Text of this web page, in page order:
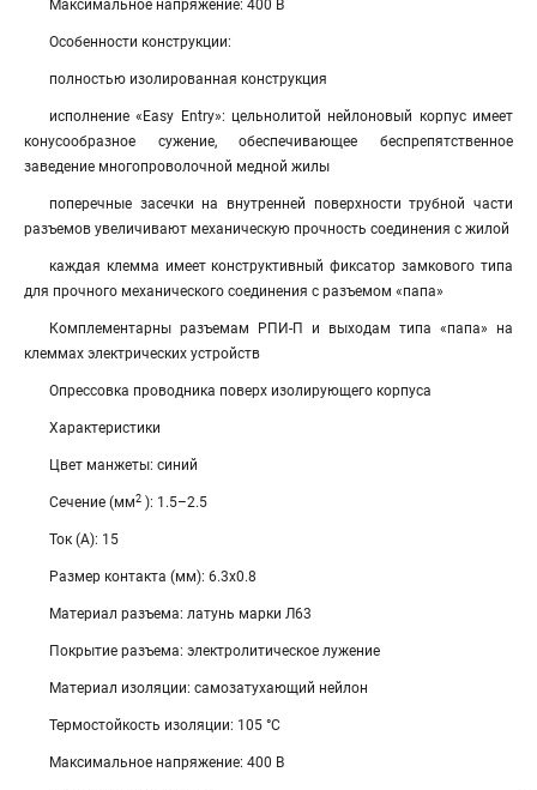
Максимальное напряжение: 400 В
Особенности конструкции:
полностью изолированная конструкция
исполнение «Easy Entry»: цельнолитой нейлоновый корпус имеет
конусообразное сужение, обеспечивающее беспрепятственное
заведение многопроволочной медной жилы
поперечные засечки на внутренней поверхности трубной части
разъемов увеличивают механическую прочность соединения с жилой
каждая клемма имеет конструктивный фиксатор замкового типа
для прочного механического соединения с разъемом «папа»
Комплементарны разъемам РПИ-П и выходам типа «папа» на
клеммах электрических устройств
Опрессовка проводника поверх изолирующего корпуса
Характеристики
Цвет манжеты: синий
Сечение (мм2 ): 1.5–2.5
Ток (А): 15
Размер контакта (мм): 6.3х0.8
Материал разъема: латунь марки Л63
Покрытие разъема: электролитическое лужение
Материал изоляции: самозатухающий нейлон
Термостойкость изоляции: 105 °C
Максимальное напряжение: 400 В